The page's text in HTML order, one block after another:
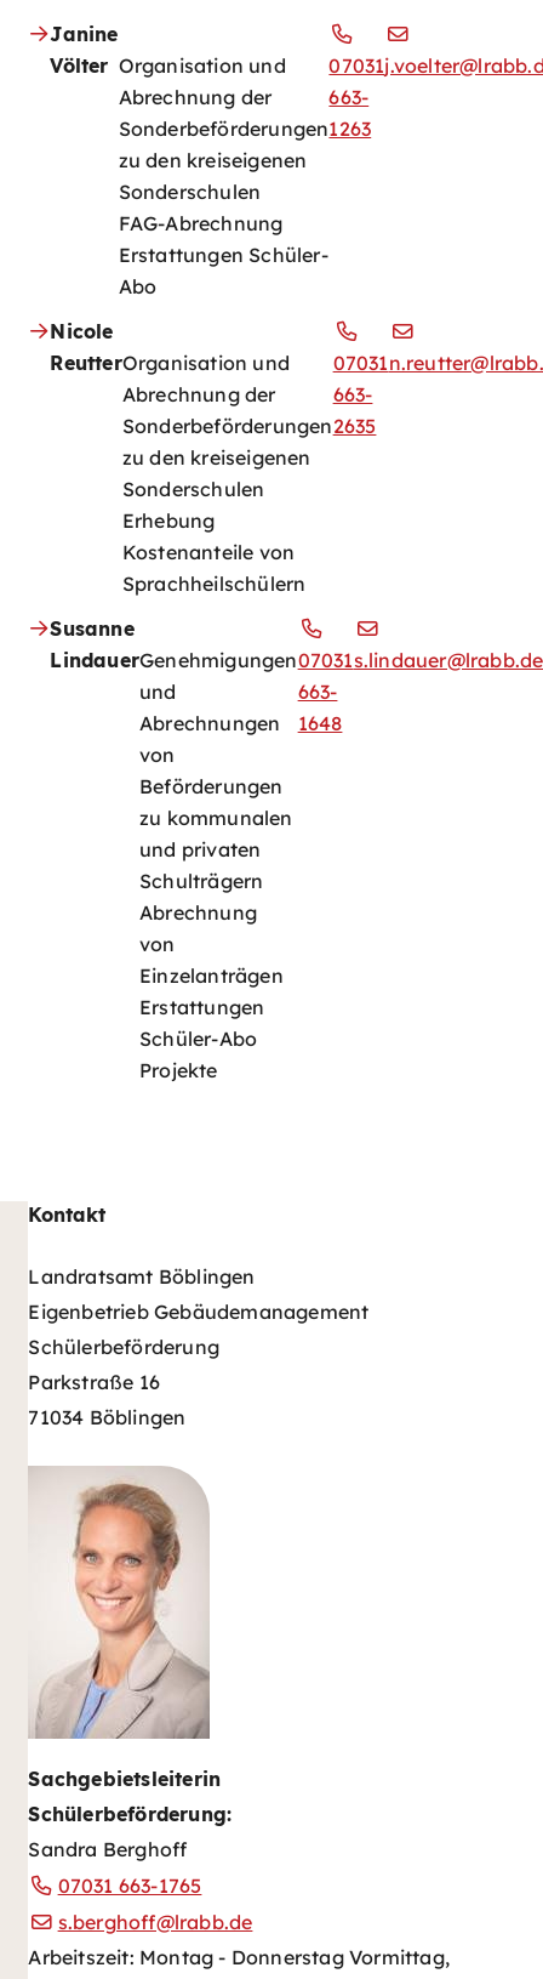
Janine
Völter Organisation und
Abrechnung der
Sonderbeförderungen
zu den kreiseigenen
Sonderschulen
FAG-Abrechnung
Erstattungen Schüler-
Abo
07031
663-
1263
Nicole
ReutterOrganisation und
Abrechnung der
Sonderbeförderungen
zu den kreiseigenen
Sonderschulen
Erhebung
Kostenanteile von
Sprachheilschülern
07031
663-
2635
Susanne
LindauerGenehmigungen
und
Abrechnungen
von
Beförderungen
zu kommunalen
und privaten
Schulträgern
Abrechnung
von
Einzelanträgen
Erstattungen
Schüler-Abo
Projekte
07031
663-
1648
Kontakt
Landratsamt Böblingen
Eigenbetrieb Gebäudemanagement
Schülerbeförderung
Parkstraße 16
71034 Böblingen
Sachgebietsleiterin
Schülerbeförderung:
Sandra Berghoff
07031 663-1765
s.berghoff@lrabb.de
Arbeitszeit: Montag - Donnerstag Vormittag,